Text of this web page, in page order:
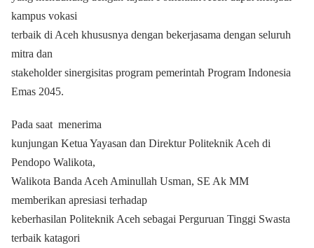
kampus vokasi
terbaik di Aceh khususnya dengan bekerjasama dengan seluruh
mitra dan
stakeholder sinergisitas program pemerintah Program Indonesia
Emas 2045.
Pada saat menerima
kunjungan Ketua Yayasan dan Direktur Politeknik Aceh di
Pendopo Walikota,
Walikota Banda Aceh Aminullah Usman, SE Ak MM
memberikan apresiasi terhadap
keberhasilan Politeknik Aceh sebagai Perguruan Tinggi Swasta
terbaik katagori